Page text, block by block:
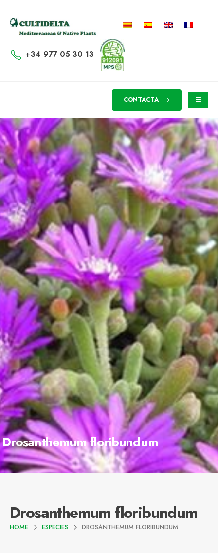
+34 977 05 30 13
CONTACTA
Drosanthemum floribundum
Drosanthemum floribundum
HOME ESPECIES DROSANTHEMUM FLORIBUNDUM